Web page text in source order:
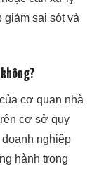
giảm sai sót và
không?
cơ quan nhà
cơ sở quy
nghiệp
hành trong